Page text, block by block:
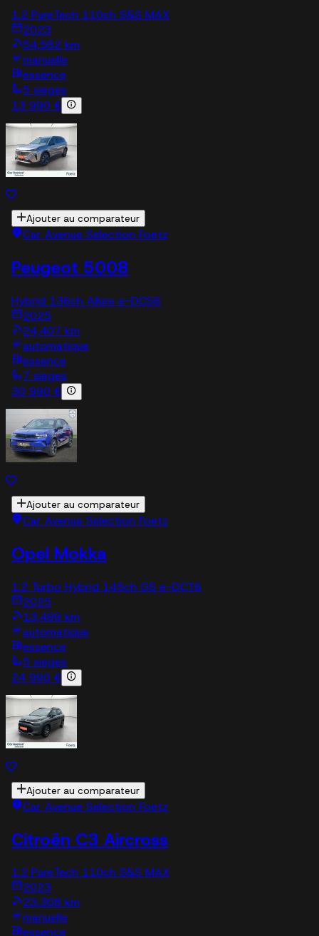
1.2 PureTech 110ch S&S MAX
2023
54,582 km
manuelle
essence
5 sieges
13 990 €
Ajouter au comparateur
Car Avenue Selection Foetz
Peugeot 5008
Hybrid 136ch Allure e-DCS6
2025
24,407 km
automatique
essence
7 sieges
30 990 €
Ajouter au comparateur
Car Avenue Selection Foetz
Opel Mokka
1.2 Turbo Hybrid 145ch GS e-DCT6
2025
13,499 km
automatique
essence
5 sieges
24 990 €
Ajouter au comparateur
Car Avenue Selection Foetz
Citroën C3 Aircross
1.2 PureTech 110ch S&S MAX
2023
23,308 km
manuelle
essence